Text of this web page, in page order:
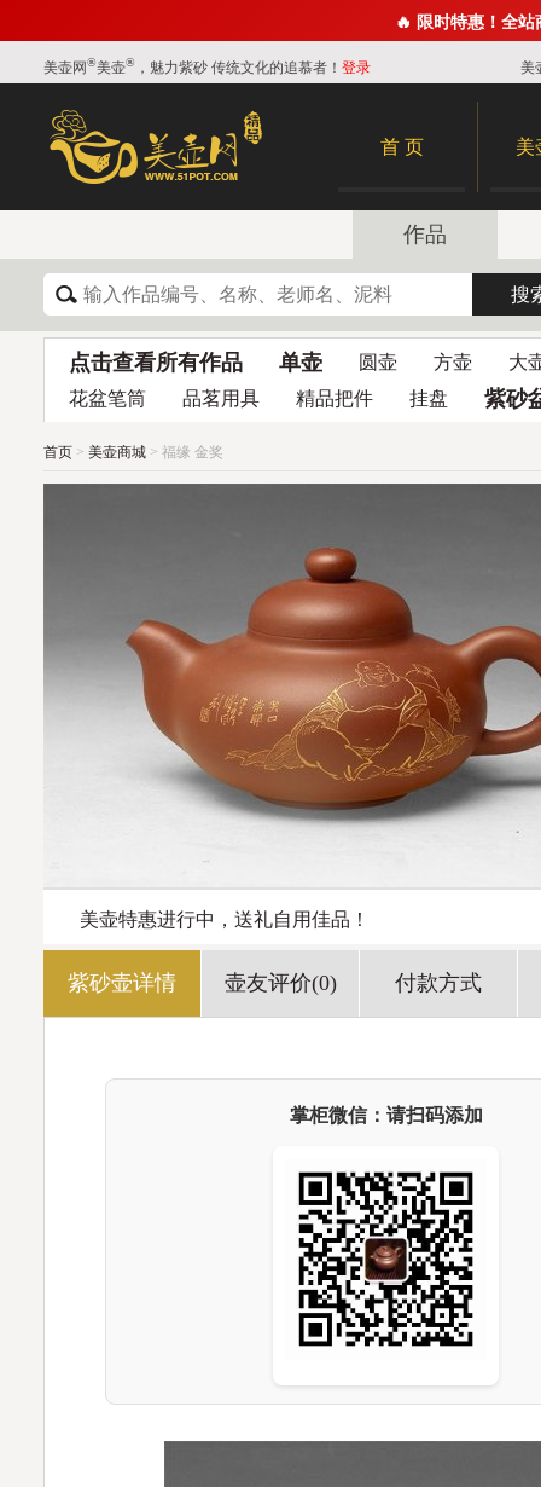
🔥 限时特惠！全
美壶网®美壶® ，魅力紫砂 传统文化的追慕者！ 登录 美
首 页 美
作品
点击查看所有作品 单壶 圆壶 方壶
大
花盆笔筒
品茗用具 精品把件 挂盘 紫砂
首页 > 美壶商城 > 福缘 金奖
美壶特惠进行中，送礼自用佳品！
紫砂壶详情 壶友评价(0) 付款方式
掌柜微信：请扫码添加